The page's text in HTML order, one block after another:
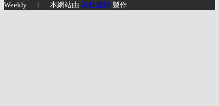
Weekly ︱ 本網站由 流動媒體 製作